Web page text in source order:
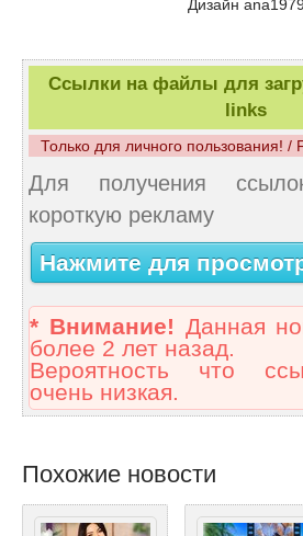
Дизайн аnа1979
Ссылки на файлы для
links
Только для личного пользования! /
Для получения
короткую рекламу
Нажмите для
* Внимание! Данная
более 2 лет назад.
Вероятность что
очень низкая.
Похожие новости